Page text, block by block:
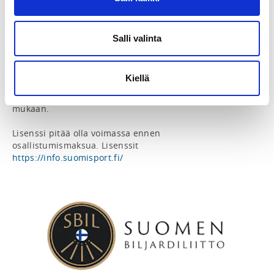
Salli valinta
Kiellä
"Ilmoittaudu" napin kautta.
MN65 20 €.
Vain em. ajankohtaan mennessä ilmoittautuneet ja
osallistumismaksun maksaneet hyväksytään kilpailuun
mukaan.
Lisenssi pitää olla voimassa ennen
https://info.suomisport.fi/